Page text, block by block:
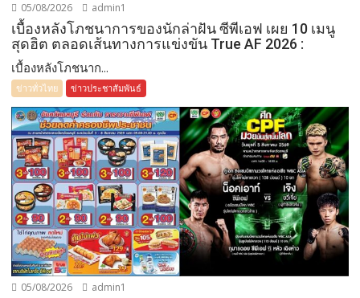
05/08/2026 admin1
เบื้องหลังโภชนาการของนักล่าฝัน ซีพีเอฟ เผย 10 เมนู
สุดฮิต ตลอดเส้นทางการแข่งขัน True AF 2026 :
เบื้องหลังโภชนาก...
ข่าวทั่วไทย ข่าวประชาสัมพันธ์
05/08/2026 admin1